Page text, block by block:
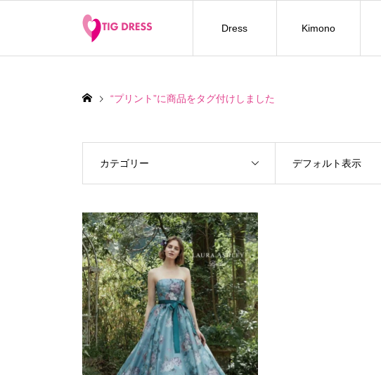
Dress Kimono
“プリント”に商品をタグ付けしました
カテゴリー デフォルト表示